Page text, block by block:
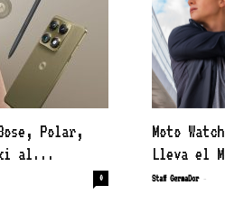
Polar,
al...
0
Moto
Lleva el
Staff GermaDor -